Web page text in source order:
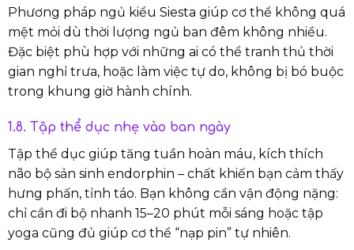
Phương pháp ngủ kiểu Siesta giúp cơ thể không quá
mệt mỏi dù thời lượng ngủ ban đêm không nhiều.
Đặc biệt phù hợp với những ai có thể tranh thủ thời
gian nghỉ trưa, hoặc làm việc tự do, không bị bó buộc
trong khung giờ hành chính.
1.8. Tập thể dục nhẹ vào ban ngày
Tập thể dục giúp tăng tuần hoàn máu, kích thích
não bộ sản sinh endorphin – chất khiến bạn cảm thấy
hưng phấn, tỉnh táo. Bạn không cần vận động nặng:
chỉ cần đi bộ nhanh 15–20 phút mỗi sáng hoặc tập
yoga cũng đủ giúp cơ thể “nạp pin” tự nhiên.